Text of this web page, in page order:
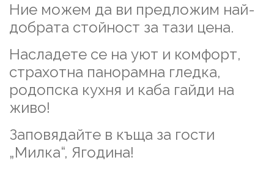
Ние можем да ви предложим най-
добрата стойност за тази цена.
Насладете се на уют и комфорт,
страхотна панорамна гледка,
родопска кухня и каба гайди на
живо!
Заповядайте в къща за гости
„Милка“, Ягодина!